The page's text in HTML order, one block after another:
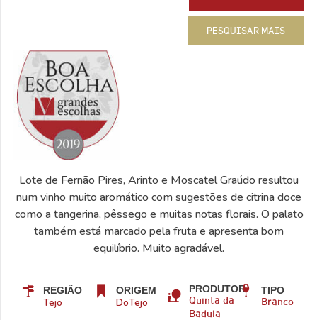
PESQUISAR MAIS
Lote de Fernão Pires, Arinto e Moscatel Graúdo resultou
num vinho muito aromático com sugestões de citrina doce
como a tangerina, pêssego e muitas notas florais. O palato
também está marcado pela fruta e apresenta bom
equilíbrio. Muito agradável.
REGIÃO
Tejo
ORIGEM
DoTejo
PRODUTOR
Quinta da
Badula
TIPO
Branco